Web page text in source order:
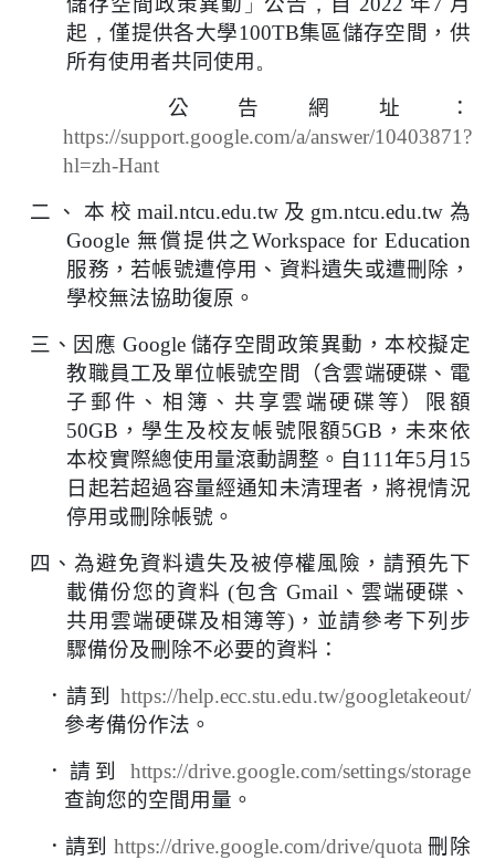
起 ，僅提供各大學100TB集區儲存空間，供
所有使用者共同使用 。
公告網址：
https://support.google.com/a/answer/10403871?
hl=zh-Hant
二、本校mail.ntcu.edu.tw 及 gm.ntcu.edu.tw 為
Google 無償提供之Workspace for Education
服務，若帳號遭停用、資料遺失或遭刪除，
學校無法協助復原。
三、因應 Google儲存空間政策異動，本校擬定
教職員工及單位帳號空間（含雲端硬碟、電
子郵件、相簿、共享雲端硬碟等）限額
50GB ，學生及校友帳號限額5GB ，未來依
本校實際總使用量滾動調整。自111年5月 15
日起若超過容量經通知未清理者，將視情況
停用或刪除帳號。
四、為避免資料遺失及被停權風險，請預先下
載備份您的資料 (包含 Gmail 、雲端硬碟、
共用雲端硬碟及相簿等)，並請參考下列步
驟備份及刪除不必要的資料：
．請到 https://help.ecc.stu.edu.tw/googletakeout/
參考備份作法。
．請到
https://drive.google.com/settings/storage
查詢您的空間用量。
．請到 https://drive.google.com/drive/quota 刪除